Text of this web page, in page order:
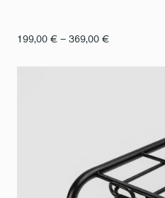
199,00 € – 369,00 €Preisspanne: